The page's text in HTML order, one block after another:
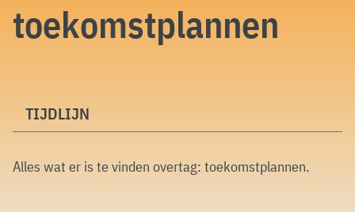
toekomstplannen
TIJDLIJN
Alles wat er is te vinden overtag: toekomstplannen.